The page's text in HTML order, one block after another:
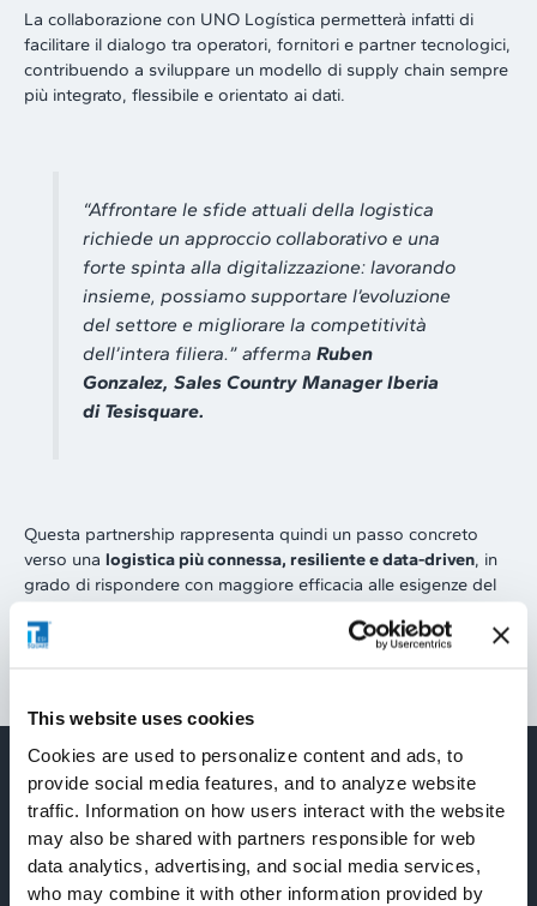
This website uses cookies
Cookies are used to personalize content and ads, to
provide social media features, and to analyze website
traffic. Information on how users interact with the website
may also be shared with partners responsible for web
data analytics, advertising, and social media services,
who may combine it with other information provided by
La collaborazione con UNO Logística permetterà infatti di
facilitare il dialogo tra operatori, fornitori e partner tecnologici,
contribuendo a sviluppare un modello di supply chain sempre
più integrato, flessibile e orientato ai dati.
“Affrontare le sfide attuali della logistica
richiede un approccio collaborativo e una
forte spinta alla digitalizzazione: lavorando
insieme, possiamo supportare l’evoluzione
del settore e migliorare la competitività
dell’intera filiera.” affermaRuben
Gonzalez, Sales Country Manager Iberia
di Tesisquare.
Questa partnership rappresenta quindi un passo concreto
verso una logistica più connessa, resiliente e data-driven, in
grado di rispondere con maggiore efficacia alle esigenze del
Per approfondire
Articoli correlati